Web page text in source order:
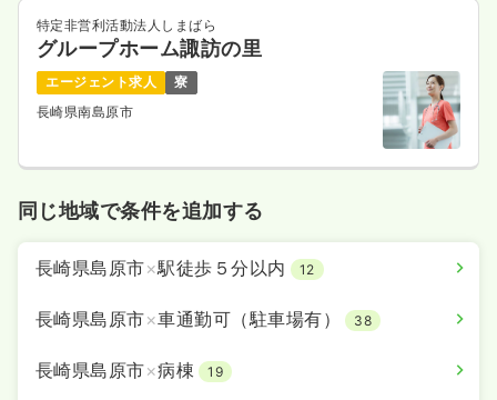
特定非営利活動法人しまばら
グループホーム諏訪の里
エージェント求人
寮
長崎県南島原市
同じ地域で条件を追加する
長崎県島原市×駅徒歩５分以内 12
長崎県島原市×車通勤可（駐車場有） 38
長崎県島原市×病棟 19